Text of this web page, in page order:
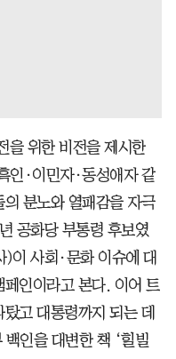
을 위한 비전을 제시한
인·이민자·동성애자 같
분노와 열패감을 자극
공화당 부통령 후보였
)이 사회·문화 이슈에 대
인이라고 본다. 이어 트
고 대통령까지 되는 데
인을 대변한 책 ‘힐빌